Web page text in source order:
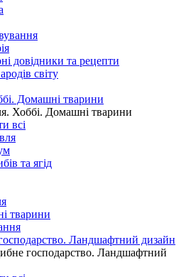
довідники та рецепти
світу
Домашні тварини
Хоббі. Домашні тварини
всі
та ягід
тварини
Ландшафтний дизайн
господарство. Ландшафтний